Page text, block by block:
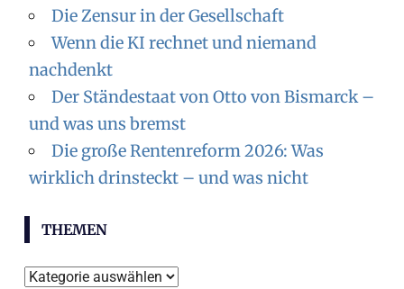
Die Zensur in der Gesellschaft
Wenn die KI rechnet und niemand
nachdenkt
Der Ständestaat von Otto von Bismarck –
und was uns bremst
Die große Rentenreform 2026: Was
wirklich drinsteckt – und was nicht
THEMEN
T